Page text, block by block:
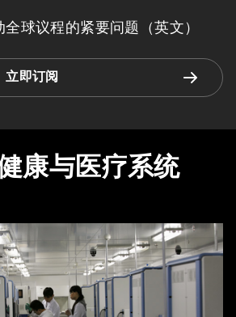
球议程的紧要问题（英文）
立即订阅
康与医疗系统